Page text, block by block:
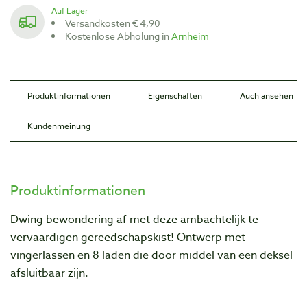
Auf Lager
Versandkosten € 4,90
Kostenlose Abholung inArnheim
Produktinformationen Eigenschaften Auch ansehen
Kundenmeinung
Produktinformationen
Dwing bewondering af met deze ambachtelijk te
vervaardigen gereedschapskist! Ontwerp met
vingerlassen en 8 laden die door middel van een deksel
afsluitbaar zijn.